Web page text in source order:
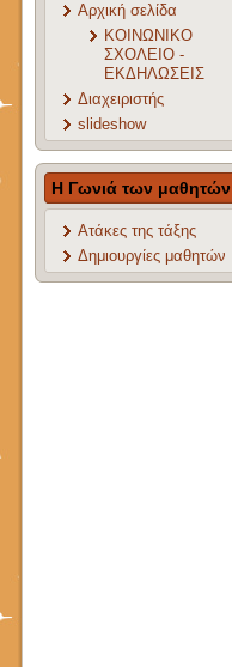
Αρχική σελίδα
ΚΟΙΝΩΝΙΚΟ
ΣΧΟΛΕΙΟ -
ΕΚΔΗΛΩΣΕΙΣ
Διαχειριστής
slideshow
Η Γωνιά των μαθητών
Ατάκες της τάξης
Δημιουργίες μαθητών